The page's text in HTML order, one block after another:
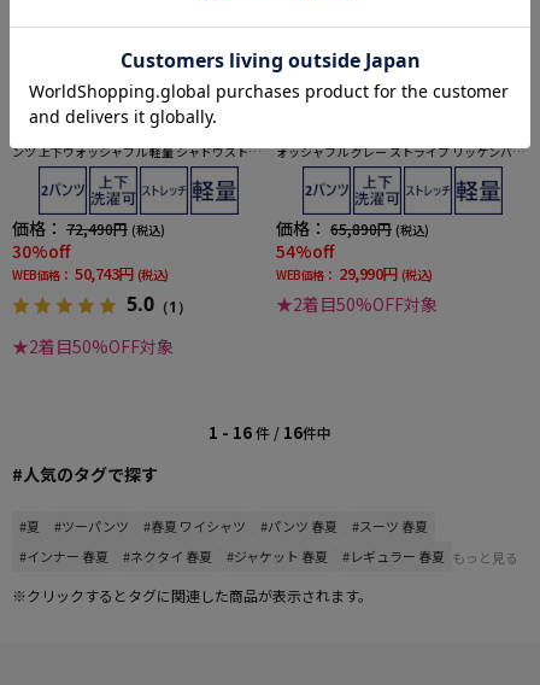
ンツ 上下ウォッシャブル 軽量 シャドウストラ
イプ TANITA-タニタ- 春夏
価格： 72,490円 (税込)
30%off
WEB価格： 50,743円 (税込)
5.0 （1）
★2着目50%OFF対象
ォッシャブル グレー ストライプ リッケンバッ
カー 春夏
価格： 65,890円 (税込)
54%off
WEB価格： 29,990円 (税込)
★2着目50%OFF対象
1 - 16件 / 16件中
#人気のタグで探す
#夏 #ツーパンツ #春夏 ワイシャツ #パンツ 春夏
#スーツ 春夏
#インナー 春夏
#ネクタイ 春夏 #ジャケット 春夏 #レギュラー 春夏 もっと見る
※クリックするとタグに関連した商品が表示されます。